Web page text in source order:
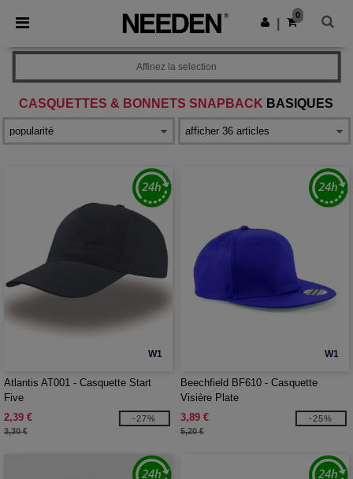
× Appli Needen
Meilleurs prix sur l’app !
Obtenir l'appli
0
CASQUETTES & BONNETS SNAPBACK BASIQUES
Affinez la selection
W1
Atlantis AT001 - Casquette Start
Five
2,39 €
3,30 €
-27%
W1
Beechfield BF610 - Casquette
Visière Plate
3,89 €
5,20 €
-25%